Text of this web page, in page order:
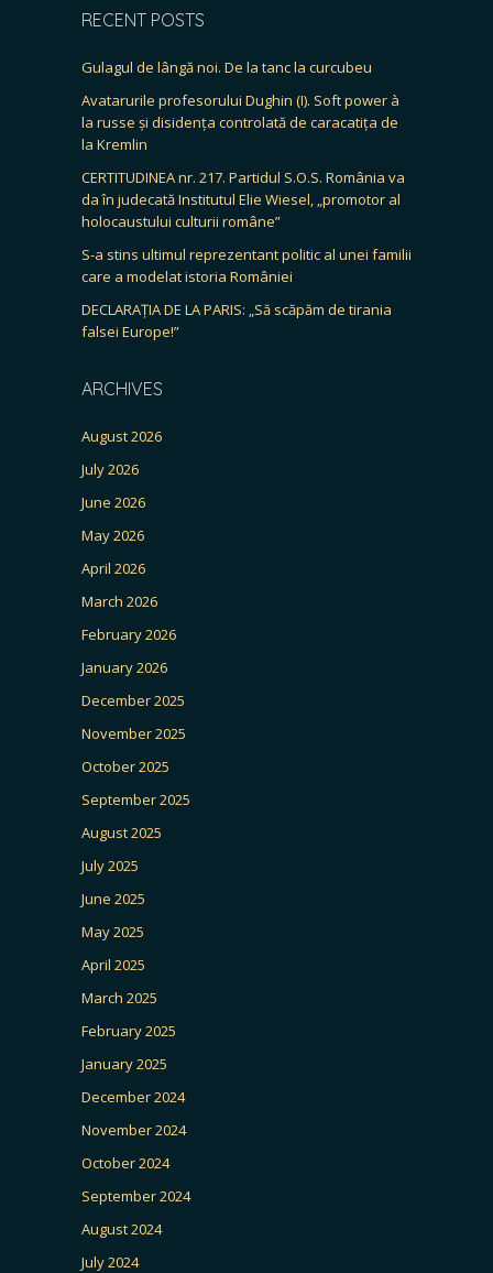
RECENT POSTS
Gulagul de lângă noi. De la tanc la curcubeu
Avatarurile profesorului Dughin (I). Soft power à
la russe și disidența controlată de caracatița de
la Kremlin
CERTITUDINEA nr. 217. Partidul S.O.S. România va
da în judecată Institutul Elie Wiesel, „promotor al
holocaustului culturii române”
S-a stins ultimul reprezentant politic al unei familii
care a modelat istoria României
DECLARAȚIA DE LA PARIS: „Să scăpăm de tirania
falsei Europe!”
ARCHIVES
August 2026
July 2026
June 2026
May 2026
April 2026
March 2026
February 2026
January 2026
December 2025
November 2025
October 2025
September 2025
August 2025
July 2025
June 2025
May 2025
April 2025
March 2025
February 2025
January 2025
December 2024
November 2024
October 2024
September 2024
August 2024
July 2024